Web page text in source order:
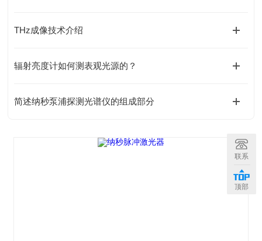
THz成像技术介绍
辐射亮度计如何测表观光源的？
简述纳秒泵浦探测光谱仪的组成部分
联系
顶部